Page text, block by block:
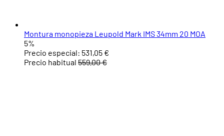
Montura monopieza Leupold Mark IMS 34mm 20 MOA
5%
Precio especial: 531,05 €
Precio habitual 559,00 €